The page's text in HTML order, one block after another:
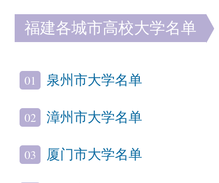
福建各城市高校大学名单
01 泉州市大学名单
02 漳州市大学名单
03 厦门市大学名单